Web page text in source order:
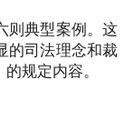
典型案例。这
的司法理念和裁
规定内容。